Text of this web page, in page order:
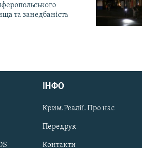
та занедбаність
ІНФО
Крим.Реалії. Про нас
Передрук
Контакти